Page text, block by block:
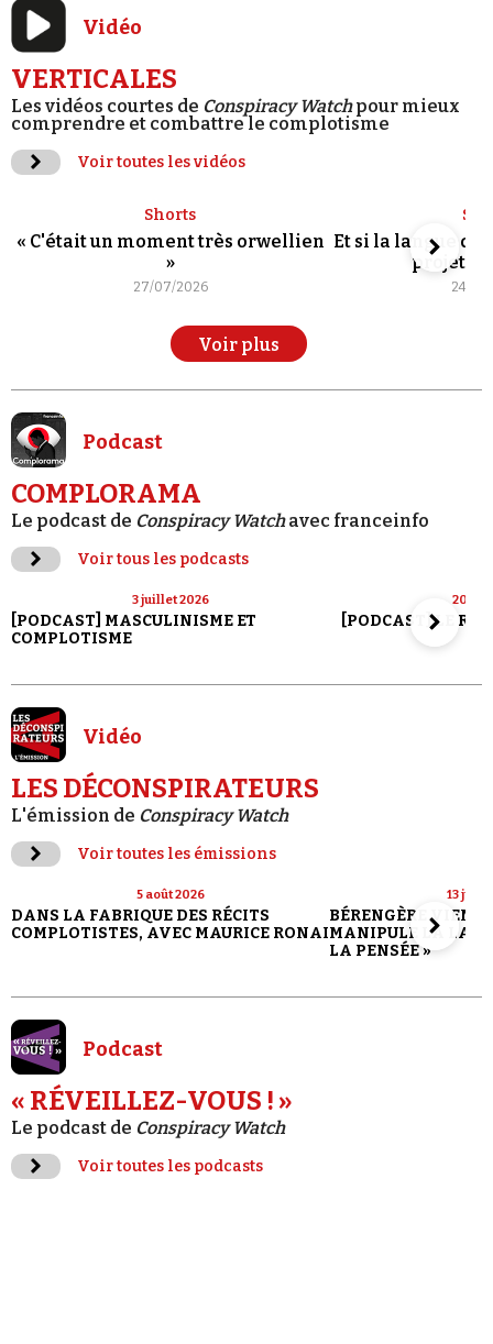
Vidéo
VERTICALES
Les vidéos courtes de Conspiracy Watchpour mieux
comprendre et combattre le complotisme
Voir toutes les vidéos
Shorts
« C'était un moment très orwellien
»
27/07/2026
Et si la langue de
projet
24/
Voir plus
Podcast
COMPLORAMA
Le podcast de Conspiracy Watchavec franceinfo
Voir tous les podcasts
3 juillet 2026
[PODCAST] MASCULINISME ET
COMPLOTISME
20
[PODCAST] LE
Vidéo
LES DÉCONSPIRATEURS
L'émission de Conspiracy Watch
Voir toutes les émissions
5 août 2026
DANS LA FABRIQUE DES RÉCITS
COMPLOTISTES, AVEC MAURICE RONAI
13
BÉRENGÈRE
MANIPULE LA
LA PENSÉE »
Podcast
« RÉVEILLEZ-VOUS ! »
Le podcast de Conspiracy Watch
Voir toutes les podcasts